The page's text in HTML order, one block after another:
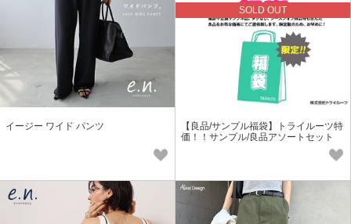
イージー ワイド パンツ
SOLD OUT
【良品/サンプル福袋】トライルーツ特
価！！サンプル/良品アソートセット